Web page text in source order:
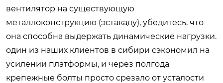
вентилятор на существующую
металлоконструкцию (эстакаду), убедитесь, что
она способна выдержать динамические нагрузки.
один из наших клиентов в сибири сэкономил на
усилении платформы, и через полгода
крепежные болты просто срезало от усталости